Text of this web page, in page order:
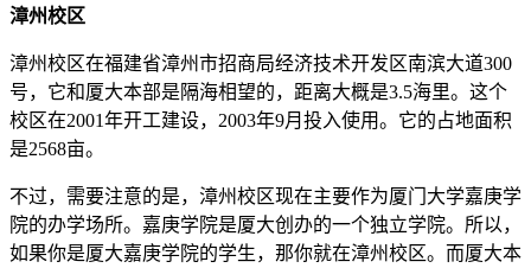
漳州校区
漳州校区在福建省漳州市招商局经济技术开发区南滨大道300
号，它和厦大本部是隔海相望的，距离大概是3.5海里。这个
校区在2001年开工建设，2003年9月投入使用。它的占地面积
是2568亩。
不过，需要注意的是，漳州校区现在主要作为厦门大学嘉庚学
院的办学场所。嘉庚学院是厦大创办的一个独立学院。所以，
如果你是厦大嘉庚学院的学生，那你就在漳州校区。而厦大本